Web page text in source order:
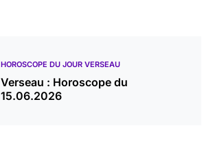
HOROSCOPE DU JOUR VERSEAU
Verseau : Horoscope du
15.06.2026